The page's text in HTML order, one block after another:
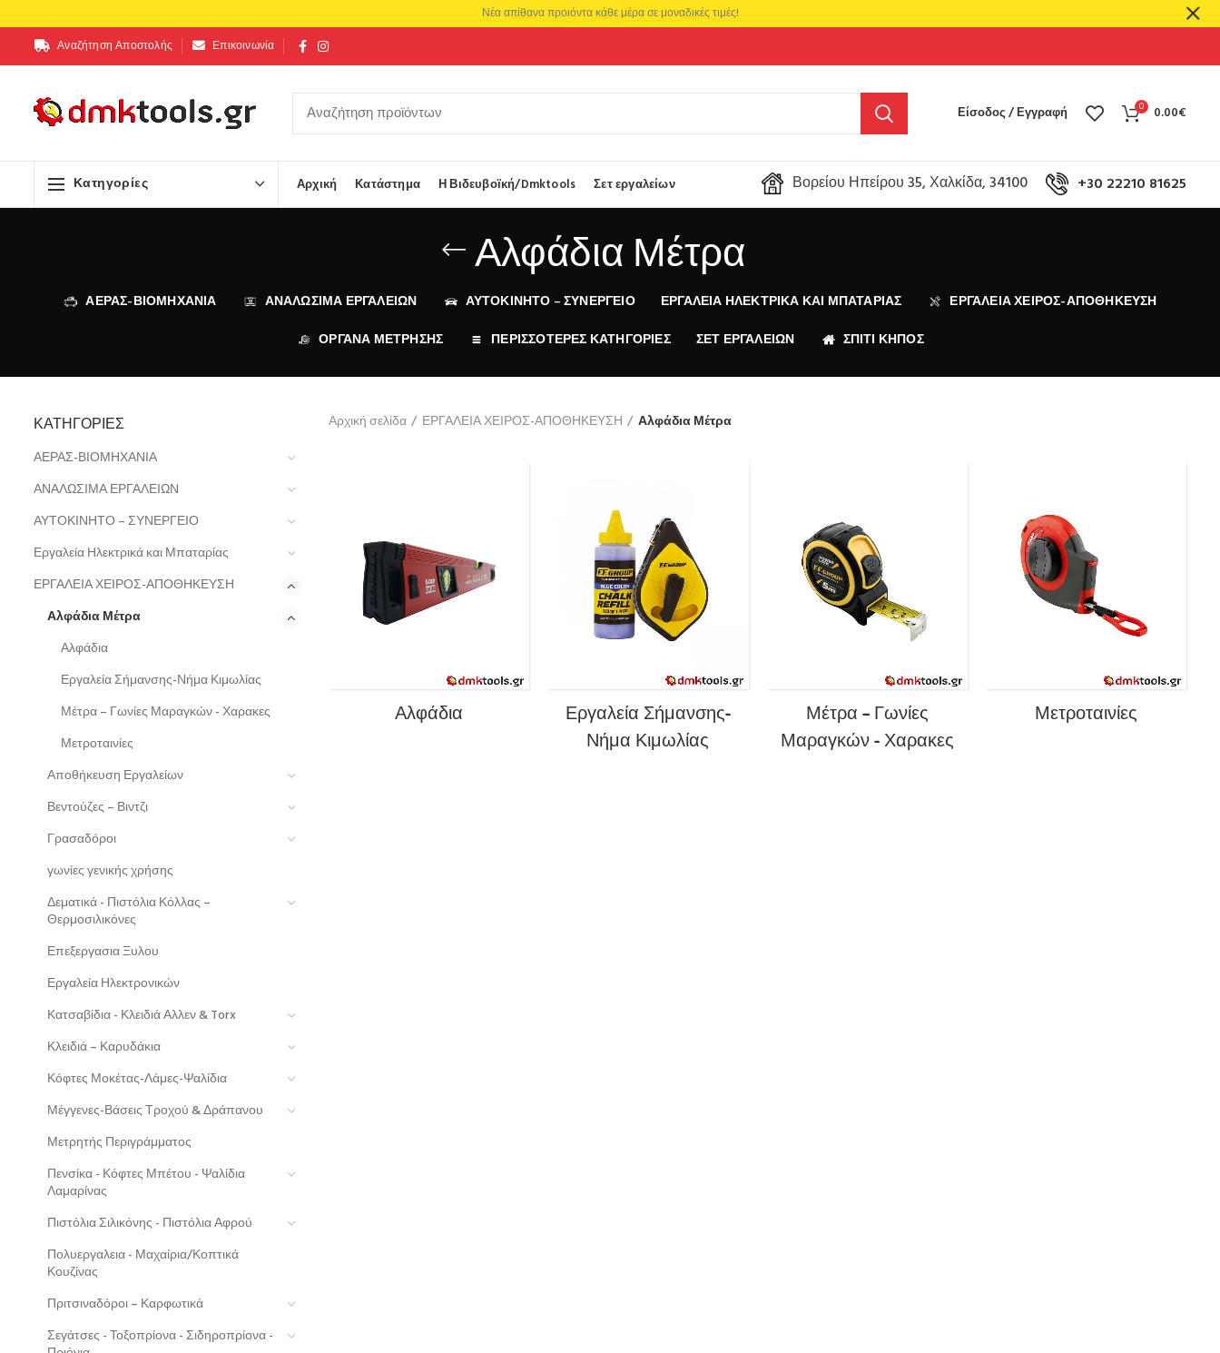
Αναζήτηση Αποστολής Επικοινωνία
Είσοδος / Εγγραφή 0 0.00€
Κατηγορίες Αρχική Κατάστημα Η Βιδευβοϊκή/Dmktools Σετ εργαλείων Βορείου Ηπείρου 35, Χαλκίδα, 34100 +30 22210 81625
Αλφάδια Μέτρα
ΑΕΡΑΣ-ΒΙΟΜΗΧΑΝΙΑ ΑΝΑΛΩΣΙΜΑ ΕΡΓΑΛΕΙΩΝ ΑΥΤΟΚΙΝΗΤΟ – ΣΥΝΕΡΓΕΙΟ ΕΡΓΑΛΕΊΑ ΗΛΕΚΤΡΙΚΆ ΚΑΙ ΜΠΑΤΑΡΊΑΣ
ΕΡΓΑΛΕΙΑ ΧΕΙΡΟΣ-ΑΠΟΘΗΚΕΥΣΗ
ΟΡΓΑΝΑ ΜΕΤΡΗΣΗΣ
ΠΕΡΙΣΣΟΤΕΡΕΣ ΚΑΤΗΓΟΡΙΕΣ ΣΕΤ ΕΡΓΑΛΕΊΩΝ ΣΠΙΤΙ ΚΗΠΟΣ
ΚΑΤΗΓΟΡΊΕΣ
ΑΕΡΑΣ-ΒΙΟΜΗΧΑΝΙΑ
ΑΝΑΛΩΣΙΜΑ ΕΡΓΑΛΕΙΩΝ
ΑΥΤΟΚΙΝΗΤΟ – ΣΥΝΕΡΓΕΙΟ
Εργαλεία Ηλεκτρικά και Μπαταρίας
ΕΡΓΑΛΕΙΑ ΧΕΙΡΟΣ-ΑΠΟΘΗΚΕΥΣΗ
Αλφάδια Μέτρα
Αλφάδια
Εργαλεία Σήμανσης-Νήμα Κιμωλίας
Μέτρα – Γωνίες Μαραγκών - Χαρακες
Μετροταινίες
Αποθήκευση Εργαλείων
Βεντούζες – Βιντζι
Γρασαδόροι
γωνίες γενικής χρήσης
Δεματικά - Πιστόλια Κόλλας –
Θερμοσιλικόνες
Επεξεργασια Ξυλου
Εργαλεία Ηλεκτρονικών
Κατσαβίδια - Κλειδιά Αλλεν & Torx
Κλειδιά – Καρυδάκια
Κόφτες Μοκέτας-Λάμες-Ψαλίδια
Μέγγενες-Βάσεις Τροχού & Δράπανου
Μετρητής Περιγράμματος
Πενσίκα - Κόφτες Μπέτου - Ψαλίδια
Λαμαρίνας
Πιστόλια Σιλικόνης - Πιστόλια Αφρού
Πολυεργαλεια - Μαχαίρια/Κοπτικά
Κουζίνας
Πριτσιναδόροι – Καρφωτικά
Σεγάτσες - Τοξοπρίονα - Σιδηροπρίονα -
Αρχική σελίδα ΕΡΓΑΛΕΙΑ ΧΕΙΡΟΣ-ΑΠΟΘΗΚΕΥΣΗ Αλφάδια Μέτρα
Αλφάδια
Εργαλεία Σήμανσης-
Νήμα Κιμωλίας
Μέτρα – Γωνίες
Μαραγκών - Χαρακες
Μετροταινίες
Νέα απίθανα προιόντα κάθε μέρα σε μοναδικές τιμές!